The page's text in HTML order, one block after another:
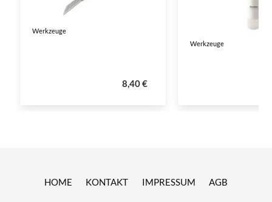
Werkzeuge
8,40 €
Werkzeuge
HOME KONTAKT IMPRESSUM AGB